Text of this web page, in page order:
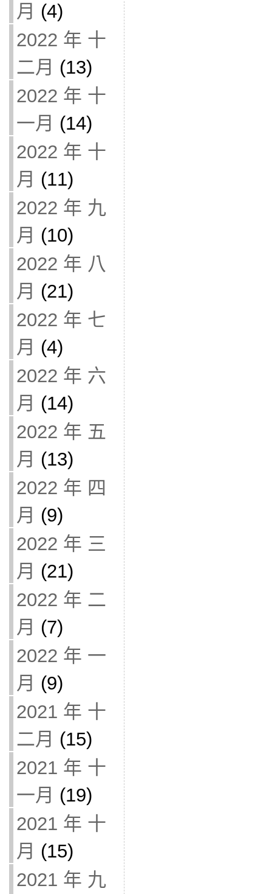
月 (4)
2022 年 十
二月 (13)
2022 年 十
一月 (14)
2022 年 十
月 (11)
2022 年 九
月 (10)
2022 年 八
月 (21)
2022 年 七
月 (4)
2022 年 六
月 (14)
2022 年 五
月 (13)
2022 年 四
月 (9)
2022 年 三
月 (21)
2022 年 二
月 (7)
2022 年 一
月 (9)
2021 年 十
二月 (15)
2021 年 十
一月 (19)
2021 年 十
月 (15)
2021 年 九